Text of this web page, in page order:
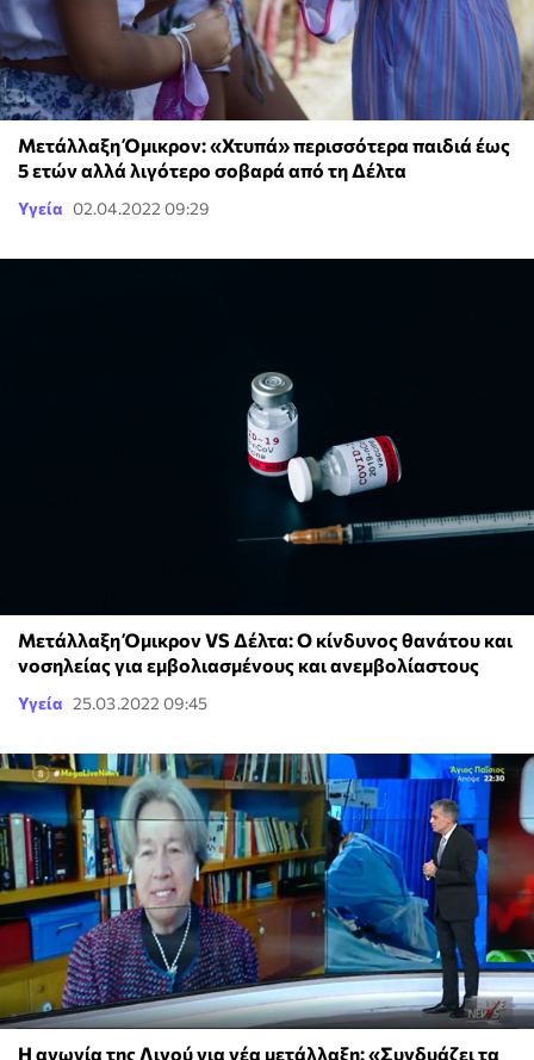
Μετάλλαξη Όμικρον: «Χτυπά» περισσότερα παιδιά έως
5 ετών αλλά λιγότερο σοβαρά από τη Δέλτα
Υγεία 02.04.2022 09:29
Μετάλλαξη Όμικρον VS Δέλτα: Ο κίνδυνος θανάτου και
νοσηλείας για εμβολιασμένους και ανεμβολίαστους
Υγεία 25.03.2022 09:45
Η αγωνία της Λινού για νέα μετάλλαξη: «Συνδυάζει τα